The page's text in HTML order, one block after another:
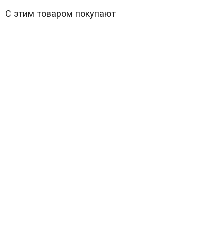
С этим товаром покупают